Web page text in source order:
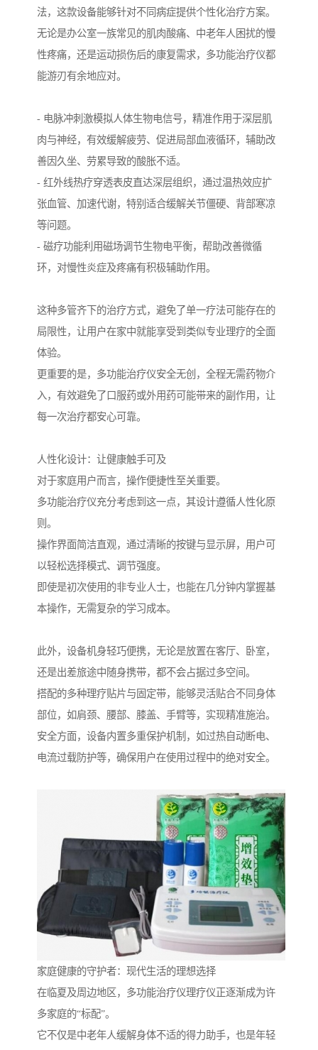
法，这款设备能够针对不同病症提供个性化治疗方案。
无论是办公室一族常见的肌肉酸痛、中老年人困扰的慢
性疼痛，还是运动损伤后的康复需求，多功能治疗仪都
能游刃有余地应对。
- 电脉冲刺激模拟人体生物电信号，精准作用于深层肌
肉与神经，有效缓解疲劳、促进局部血液循环，辅助改
善因久坐、劳累导致的酸胀不适。
- 红外线热疗穿透表皮直达深层组织，通过温热效应扩
张血管、加速代谢，特别适合缓解关节僵硬、背部寒凉
等问题。
- 磁疗功能利用磁场调节生物电平衡，帮助改善微循
环，对慢性炎症及疼痛有积极辅助作用。
这种多管齐下的治疗方式，避免了单一疗法可能存在的
局限性，让用户在家中就能享受到类似专业理疗的全面
体验。
更重要的是，多功能治疗仪安全无创，全程无需药物介
入，有效避免了口服药或外用药可能带来的副作用，让
每一次治疗都安心可靠。
人性化设计：让健康触手可及
对于家庭用户而言，操作便捷性至关重要。
多功能治疗仪充分考虑到这一点，其设计遵循人性化原
则。
操作界面简洁直观，通过清晰的按键与显示屏，用户可
以轻松选择模式、调节强度。
即使是初次使用的非专业人士，也能在几分钟内掌握基
本操作，无需复杂的学习成本。
此外，设备机身轻巧便携，无论是放置在客厅、卧室，
还是出差旅途中随身携带，都不会占据过多空间。
搭配的多种理疗贴片与固定带，能够灵活贴合不同身体
部位，如肩颈、腰部、膝盖、手臂等，实现精准施治。
安全方面，设备内置多重保护机制，如过热自动断电、
电流过载防护等，确保用户在使用过程中的绝对安全。
家庭健康的守护者：现代生活的理想选择
在临夏及周边地区，多功能治疗仪理疗仪正逐渐成为许
多家庭的“标配”。
它不仅是中老年人缓解身体不适的得力助手，也是年轻